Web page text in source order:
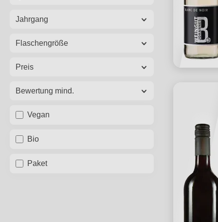
Jahrgang
Flaschengröße
Preis
Bewertung mind.
Vegan
Bio
Paket